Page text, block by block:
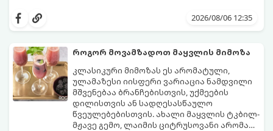
სალათებთან ერთად ან ტახინის (სესამის)
მდგომარეობს, რომ გამოიყენება
შეწვისას ფორმა იდეალურად შეინარჩუნოს
და არ დაიშალოს.
მომზადების დრო: 20 წუთი (დამატებით
მუხუდოს ჩალბობის დრო: 12-24 საათი)
შეწვის დრო: 10–15 წუთი ულუფა: 20–24 ცალი
ბურთულა (4–6 პორცია)
2026/08/06 12:35
როგორ მოვამზადოთ მაყვლის მიმოზა
კლასიკური მიმოზას ეს არომატული,
ულამაზესი იისფერი ვარიაცია ნამდვილი
მშვენებაა ბრანჩებისთვის, უქმეების
დილისთვის ან სადღესასწაულო
წვეულებებისთვის. ახალი მაყვლის ტკბილ-
მჟავე გემო, ლაიმის ციტრუსოვანი არომატი